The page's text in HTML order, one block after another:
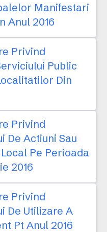
Manifestari
Anul 2016
Privind
Public
Din
Privind
De Actiuni Sau
Pe Perioada
2016
Privind
De Utilizare A
Pt Anul 2016